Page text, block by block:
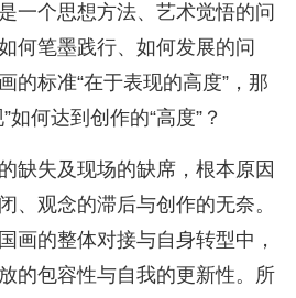
一个思想方法、艺术觉悟的问
何笔墨践行、如何发展的问
的标准“在于表现的高度”，那
如何达到创作的“高度”？
缺失及现场的缺席，根本原因
、观念的滞后与创作的无奈。
画的整体对接与自身转型中，
的包容性与自我的更新性。所